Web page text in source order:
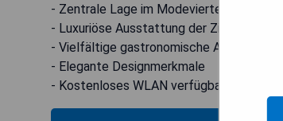
- Zentrale Lage im Modeviertel
- Luxuriöse Ausstattung der Zimmer
- Vielfältige gastronomische Angebote
- Elegante Designmerkmale
- Kostenloses WLAN verfügbar